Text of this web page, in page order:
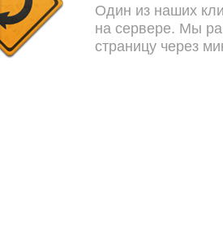
Один из наших
на сервере. Мы
страницу через